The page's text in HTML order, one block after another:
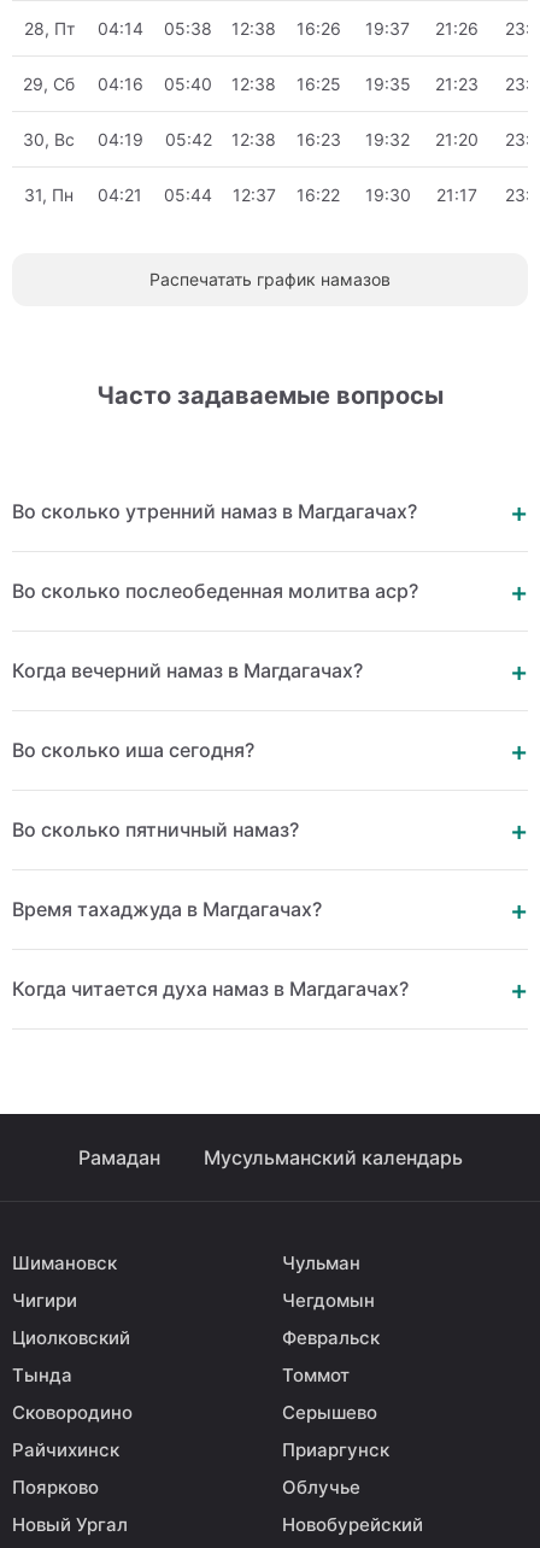
28, Пт 04:14 05:38 12:38 16:26 19:37 21:26
29, Сб 04:16 05:40 12:38 16:25 19:35 21:23
30, Вс 04:19 05:42 12:38 16:23 19:32 21:20
31, Пн 04:21 05:44 12:37 16:22 19:30 21:17
Распечатать график намазов
Часто задаваемые вопросы
Во сколько утренний намаз в Магдагачах?
Во сколько послеобеденная молитва аср?
Когда вечерний намаз в Магдагачах?
Во сколько иша сегодня?
Во сколько пятничный намаз?
Время тахаджуда в Магдагачах?
Когда читается духа намаз в Магдагачах?
Рамадан Мусульманский календарь
Шимановск
Чульман
Чигири
Чегдомын
Циолковский
Февральск
Тында
Томмот
Сковородино
Серышево
Райчихинск
Приаргунск
Поярково
Облучье
Новый Ургал
Новобурейский